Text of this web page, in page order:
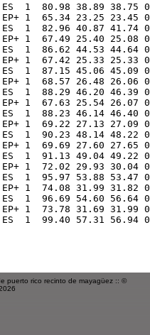
puerto rico recinto de mayagüez:: ©